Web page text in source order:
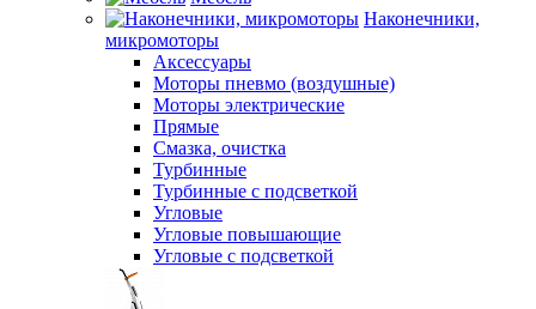
Наконечники,
микромоторы
Аксессуары
Моторы пневмо (воздушные)
Моторы электрические
Прямые
Смазка, очистка
Турбинные
Турбинные с подсветкой
Угловые
Угловые повышающие
Угловые с подсветкой